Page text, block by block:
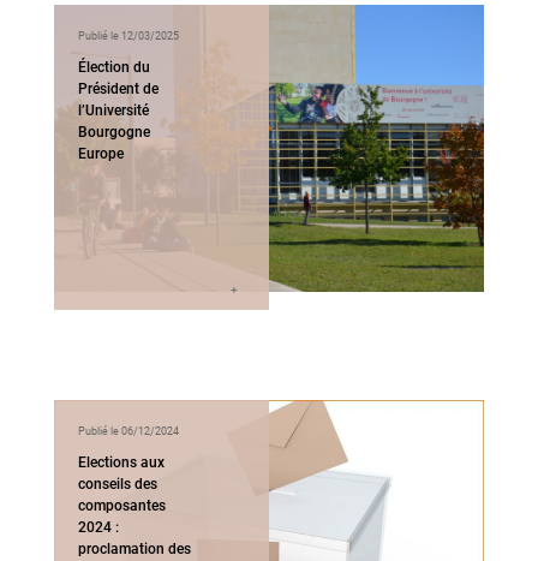
Publié le 12/03/2025
Élection du
Président de
l’Université
Bourgogne
Europe
Publié le 06/12/2024
Elections aux
conseils des
composantes
2024 :
proclamation des